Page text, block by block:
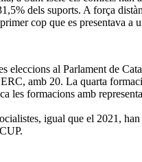
dels suports. A força
cop que es presentava a
al Parlament de
amb 20. La quarta
les formacions amb
igual que el 2021,